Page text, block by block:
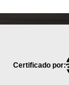
Certificado por: